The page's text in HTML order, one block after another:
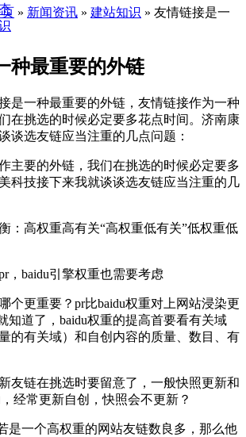
» 新闻资讯 » 建站知识 » 友情链接是一
种最重要的外链
是一种最重要的外链，友情链接作为一种
在挑选的时候必定要多花点时间。济南康
谈选友链应当注重的几点问题：
主要的外链，我们在挑选的时候必定要多
科技接下来我就谈谈选友链应当注重的几
：高权重高有关“高权重低有关”低权重低
，baidu引擎权重也需要考虑
个更重要？pr比baidu权重对上网站浸染更
知道了，baidu权重的提高首要看有关域
的有关域）和自创内容的质量、数目、有
友链在挑选时要留意了，一般快照更新和
经常更新自创，快照会不更新？
是一个高权重的网站友链数良多，那么他